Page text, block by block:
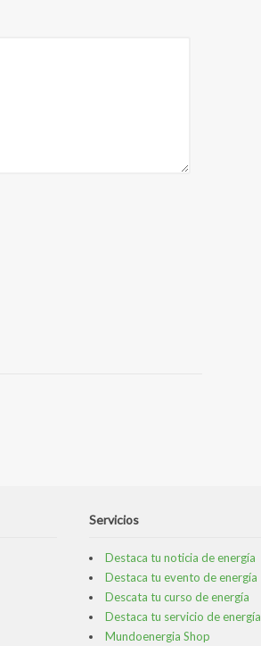
Servicios
Destaca tu noticia de energía
Destaca tu evento de energía
Descata tu curso de energía
Destaca tu servicio de energía
Mundoenergia Shop